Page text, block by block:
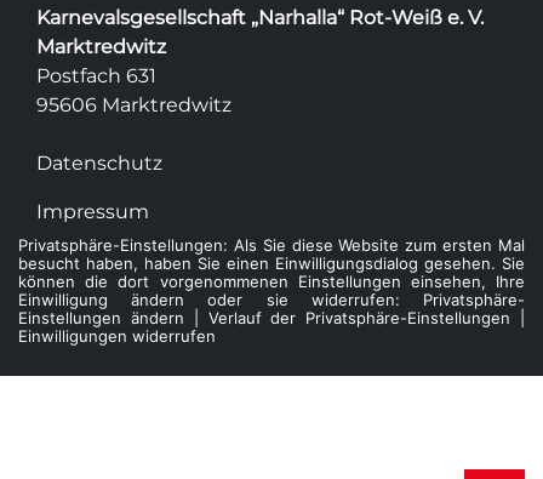
Karnevalsgesellschaft „Narhalla“ Rot-Weiß e. V.
Marktredwitz
Postfach 631
95606 Marktredwitz
Datenschutz
Impressum
Privatsphäre-Einstellungen: Als Sie diese Website zum ersten Mal
besucht haben, haben Sie einen Einwilligungsdialog gesehen. Sie
können die dort vorgenommenen Einstellungen einsehen, Ihre
Einwilligung ändern oder sie widerrufen: Privatsphäre-
Einstellungen ändern
Verlauf der Privatsphäre-Einstellungen
Einwilligungen widerrufen